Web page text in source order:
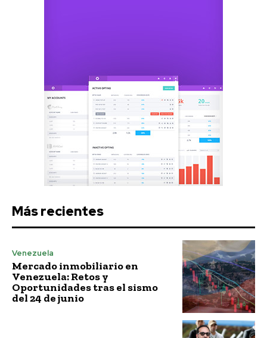
Más recientes
Venezuela
Mercado inmobiliario en
Venezuela: Retos y
Oportunidades tras el sismo
del 24 de junio